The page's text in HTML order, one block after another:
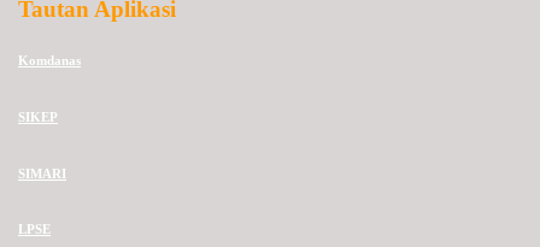
Tautan Aplikasi
Komdanas
SIKEP
SIMARI
LPSE